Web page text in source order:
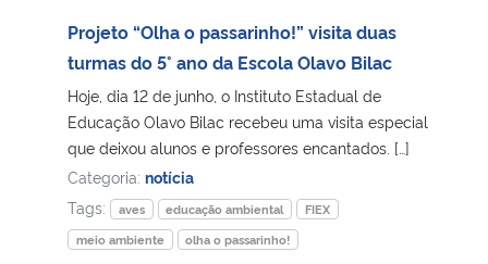
Projeto “Olha o passarinho!” visita duas
turmas do 5° ano da Escola Olavo Bilac
Hoje, dia 12 de junho, o Instituto Estadual de
Educação Olavo Bilac recebeu uma visita especial
que deixou alunos e professores encantados. […]
Categoria: notícia
Tags:
aves educação ambiental
FIEX
meio ambiente
olha o passarinho!